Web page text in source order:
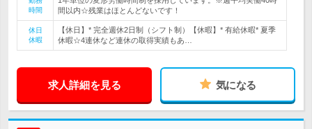
時間
間以内☆残業はほとんどないです！
休日
休暇
【休日】* 完全週休2日制（シフト制）【休暇】* 有給休暇* 夏季
休暇☆4連休など連休の取得実績もあ…
求人詳細を見る 気になる